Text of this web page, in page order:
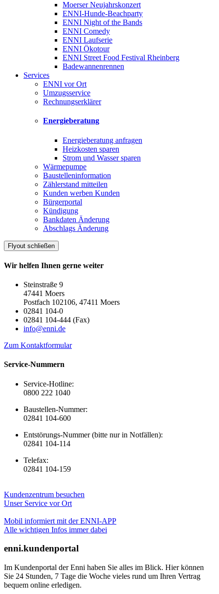
Moerser Neujahrskonzert
ENNI-Hunde-Beachparty
ENNI Night of the Bands
ENNI Comedy
ENNI Laufserie
ENNI Ökotour
ENNI Street Food Festival Rheinberg
Badewannenrennen
Services
ENNI vor Ort
Umzugsservice
Rechnungserklärer
Energieberatung
Energieberatung anfragen
Heizkosten sparen
Strom und Wasser sparen
Wärmepumpe
Baustelleninformation
Zählerstand mitteilen
Kunden werben Kunden
Bürgerportal
Kündigung
Bankdaten Änderung
Abschlags Änderung
Flyout schließen
Wir helfen Ihnen gerne weiter
Steinstraße 9
47441 Moers
Postfach 102106, 47411 Moers
02841 104-0
02841 104-444 (Fax)
info@enni.de
Zum Kontaktformular
Service-Nummern
Service-Hotline:
0800 222 1040
Baustellen-Nummer:
02841 104-600
Entstörungs-Nummer (bitte nur in Notfällen):
02841 104-114
Telefax:
02841 104-159
Kundenzentrum besuchen
Unser Service vor Ort
Mobil informiert mit der ENNI-APP
Alle wichtigen Infos immer dabei
enni.kundenportal
Im Kundenportal der Enni haben Sie alles im Blick. Hier können
Sie 24 Stunden, 7 Tage die Woche vieles rund um Ihren Vertrag
bequem online erledigen.